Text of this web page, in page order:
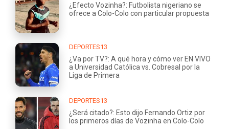
¿Efecto Vozinha?: Futbolista nigeriano se
ofrece a Colo-Colo con particular propuesta
DEPORTES13
¿Va por TV?: A qué hora y cómo ver EN VIVO
a Universidad Católica vs. Cobresal por la
Liga de Primera
DEPORTES13
¿Será citado?: Esto dijo Fernando Ortiz por
los primeros días de Vozinha en Colo-Colo